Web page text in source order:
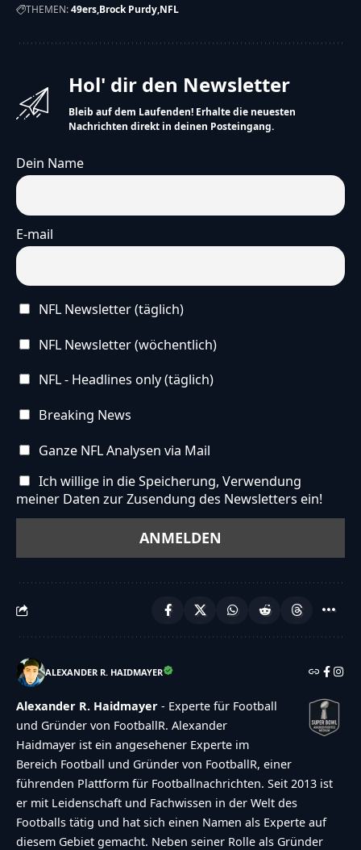
THEMEN:49ers Brock Purdy NFL
Hol' dir den Newsletter
Bleib auf dem Laufenden! Erhalte die neuesten
Nachrichten direkt in deinen Posteingang.
Dein Name
E-mail
NFL Newsletter (täglich)
NFL Newsletter (wöchentlich)
NFL - Headlines only (täglich)
Breaking News
Ganze NFL Analysen via Mail
Ich willige in die Speicherung, Verwendung
meiner Daten zur Zusendung des Newsletters ein!
ALEXANDER R. HAIDMAYER
Alexander R. Haidmayer - Experte für Football
und Gründer von FootballR. Alexander
Haidmayer ist ein angesehener Experte im
Bereich Football und Gründer von FootballR, einer
führenden Plattform für Footballnachrichten. Seit 2013 ist
er mit Leidenschaft und Fachwissen in der Welt des
Footballs tätig und hat sich einen Namen als Experte auf
diesem Gebiet gemacht. Neben seiner Rolle als Gründer